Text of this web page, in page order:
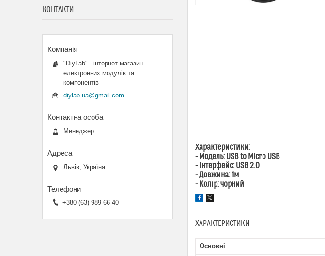
Характеристики:
- Модель: USB to Micro USB
- Інтерфейс: USB 2.0
- Довжина: 1м
- Колір: чорний
ХАРАКТЕРИСТИКИ
Основні
КОНТАКТИ
"DiyLab" - інтернет-магазин
електронних модулів та
компонентів
diylab.ua@gmail.com
Менеджер
Львів, Україна
+380 (63) 989-66-40